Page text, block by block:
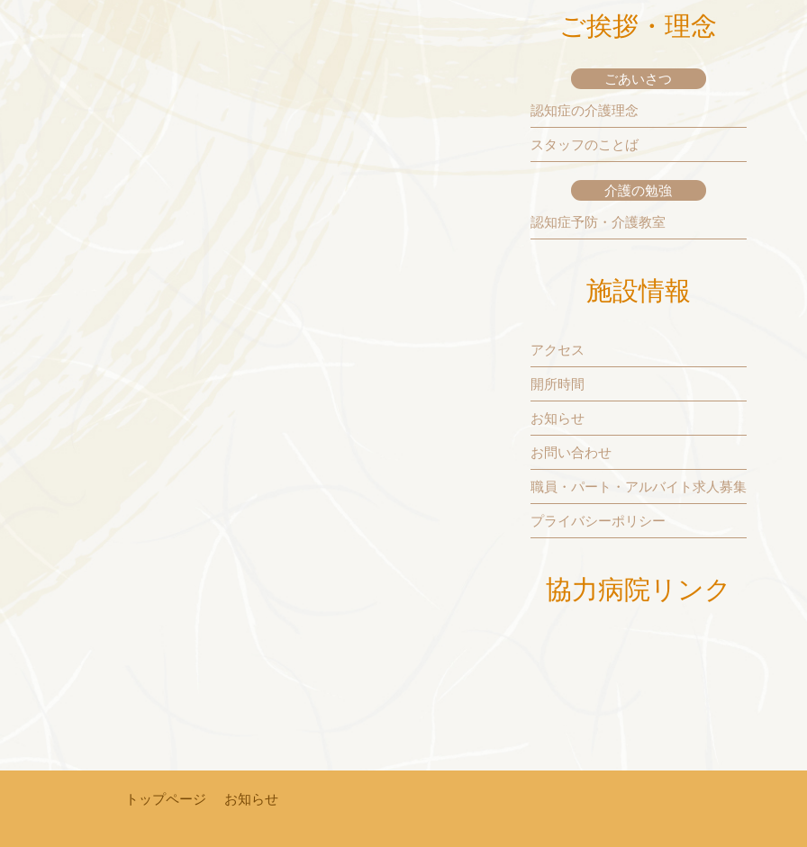
ご挨拶・理念
ごあいさつ
認知症の介護理念
スタッフのことば
介護の勉強
認知症予防・介護教室
施設情報
アクセス
開所時間
お知らせ
お問い合わせ
職員・パート・アルバイト求人募集
プライバシーポリシー
協力病院リンク
トップページ お知らせ